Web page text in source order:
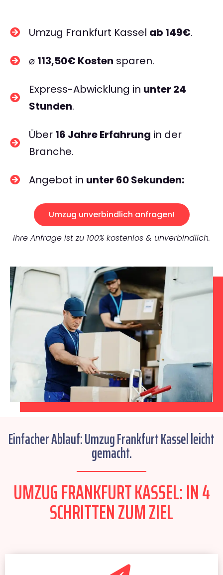
Umzug Frankfurt Kassel ab 149€.
⌀ 113,50€ Kosten sparen.
Express-Abwicklung in unter 24
Stunden.
Über 16 Jahre Erfahrung in der
Branche.
Angebot in unter 60 Sekunden:
Umzug unverbindlich anfragen!
Ihre Anfrage ist zu 100% kostenlos & unverbindlich.
Einfacher Ablauf: Umzug Frankfurt Kassel leicht
gemacht.
UMZUG FRANKFURT KASSEL: IN 4
SCHRITTEN ZUM ZIEL